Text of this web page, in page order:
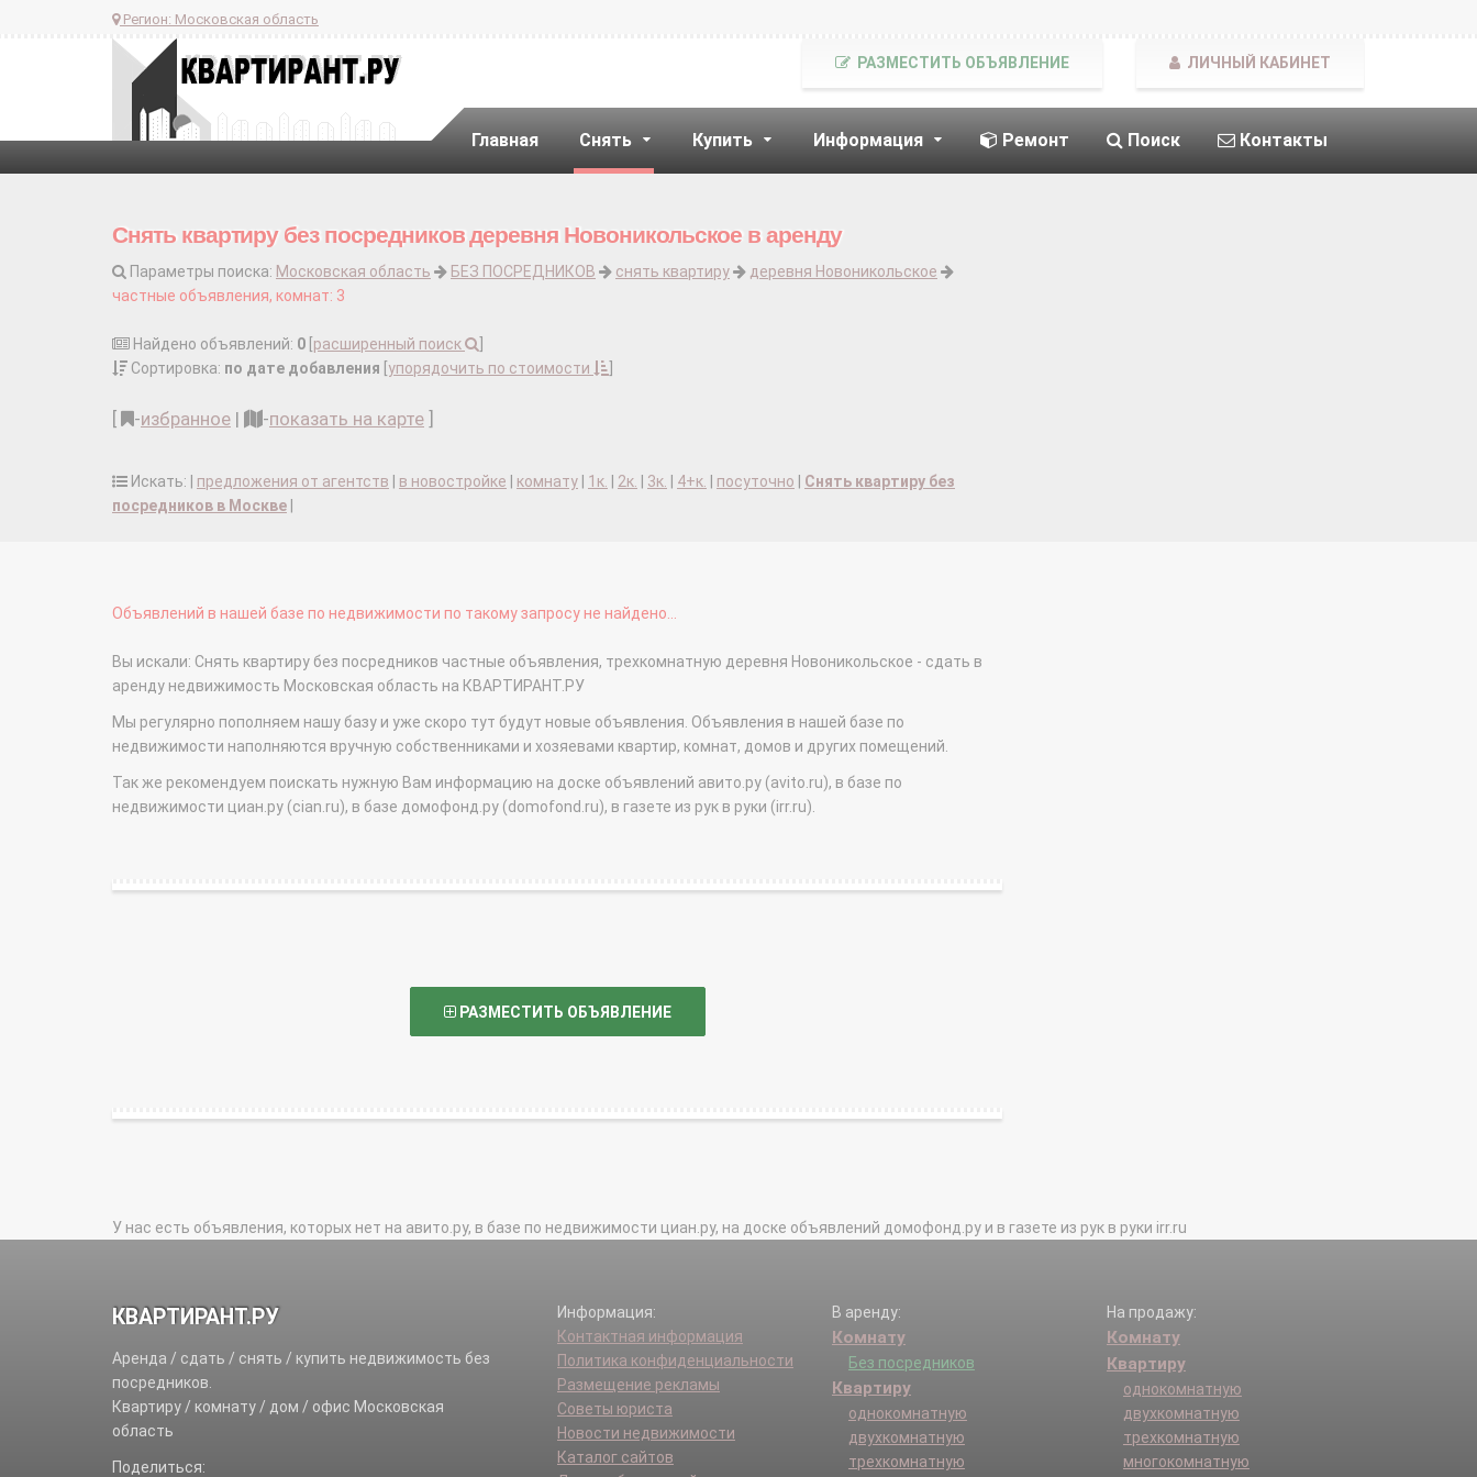
Регион: Московская область
Главная Снять Купить Информация Ремонт Поиск Контакты
РАЗМЕСТИТЬ ОБЪЯВЛЕНИЕ ЛИЧНЫЙ КАБИНЕТ
Снять квартиру без посредников деревня Новоникольское в аренду
Параметры поиска: Московская область БЕЗ ПОСРЕДНИКОВ снять квартиру
деревня Новоникольское
частные объявления, комнат: 3
Найдено объявлений: 0 расширенный поиск
Сортировка: по дате добавления упорядочить по стоимости
-избранное | -показать на карте
Искать: | предложения от агентств в новостройке комнату 1к. 2к. 3к. 4+к. посуточно
Снять квартиру без
посредников в Москве
Объявлений в нашей базе по недвижимости по такому запросу не найдено...
Вы искали: Снять квартиру без посредников частные объявления, трехкомнатную деревня Новоникольское - сдать в
аренду недвижимость Московская область на КВАРТИРАНТ.РУ
Мы регулярно пополняем нашу базу и уже скоро тут будут новые объявления. Объявления в нашей базе по
недвижимости наполняются вручную собственниками и хозяевами квартир, комнат, домов и других помещений.
Так же рекомендуем поискать нужную Вам информацию на доске объявлений авито.ру (avito.ru), в базе по
недвижимости циан.ру (cian.ru), в базе домофонд.ру (domofond.ru), в газете из рук в руки (irr.ru).
РАЗМЕСТИТЬ ОБЪЯВЛЕНИЕ
У нас есть объявления, которых нет на авито.ру, в базе по недвижимости циан.ру, на доске объявлений домофонд.ру и в газете из рук в руки irr.ru
КВАРТИРАНТ.РУ
Аренда / сдать / снять / купить недвижимость без
посредников.
Квартиру / комнату / дом / офис Московская
область
Поделиться:
Информация:
Контактная информация
Политика конфиденциальности
Размещение рекламы
Советы юриста
Новости недвижимости
Каталог сайтов
В аренду:
Комнату
Без посредников
Квартиру
однокомнатную
двухкомнатную
трехкомнатную
На продажу:
Комнату
Квартиру
однокомнатную
двухкомнатную
трехкомнатную
многокомнатную